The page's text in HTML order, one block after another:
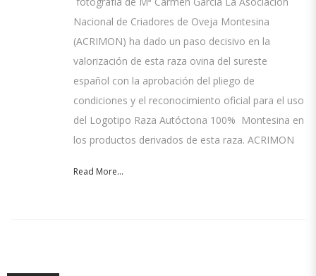
Nacional de Criadores de Oveja Montesina
(ACRIMON) ha dado un paso decisivo en la
valorización de esta raza ovina del sureste
español con la aprobación del pliego de
condiciones y el reconocimiento oficial para el uso
del Logotipo Raza Autóctona 100% Montesina en
los productos derivados de esta raza. ACRIMON
Read More...